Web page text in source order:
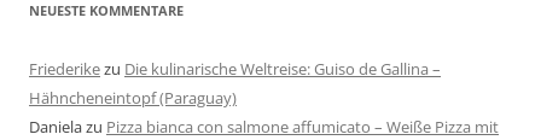
NEUESTE KOMMENTARE
Friederikezu Die kulinarische Weltreise: Guiso de Gallina –
Hähncheneintopf (Paraguay)
Danielazu Pizza bianca con salmone affumicato – Weiße Pizza mit